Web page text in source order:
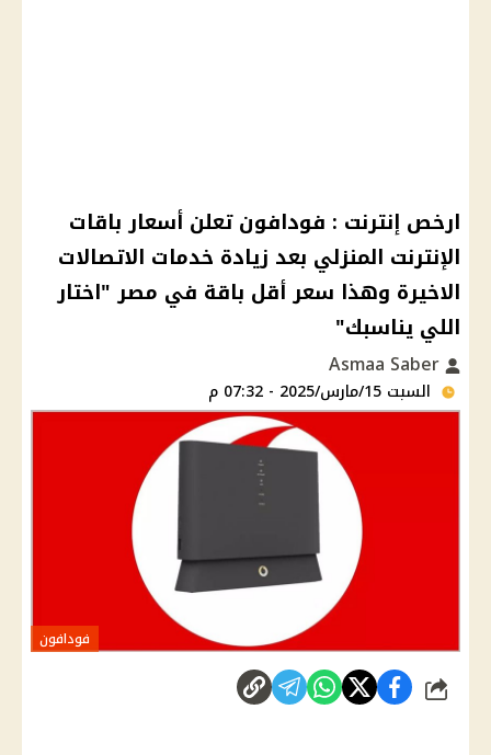
ارخص إنترنت : فودافون تعلن أسعار باقات
الإنترنت المنزلي بعد زيادة خدمات الاتصالات
الاخيرة وهذا سعر أقل باقة في مصر "اختار
اللي يناسبك"
السبت 15/مارس/2025 - 07:32 م
فودافون
شارك